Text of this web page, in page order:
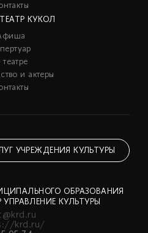
КУКОЛ
и актеры
УЧРЕЖДЕНИЯ КУЛЬТУРЫ
ОБРАЗОВАНИЯ
УПРАВЛЕНИЕ КУЛЬТУРЫ
krd.ru/